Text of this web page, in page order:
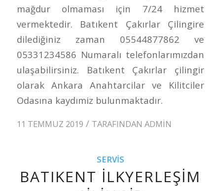
mağdur olmaması için 7/24 hizmet
vermektedir. Batıkent Çakırlar Çilingire
dilediğiniz zaman 05544877862 ve
05331234586 Numaralı telefonlarımızdan
ulaşabilirsiniz. Batıkent Çakırlar çilingir
olarak Ankara Anahtarcilar ve Kilitciler
Odasına kaydımiz bulunmaktadır.
11 TEMMUZ 2019 / TARAFINDAN ADMIN
SERVIS
BATIKENT İLKYERLEŞIM